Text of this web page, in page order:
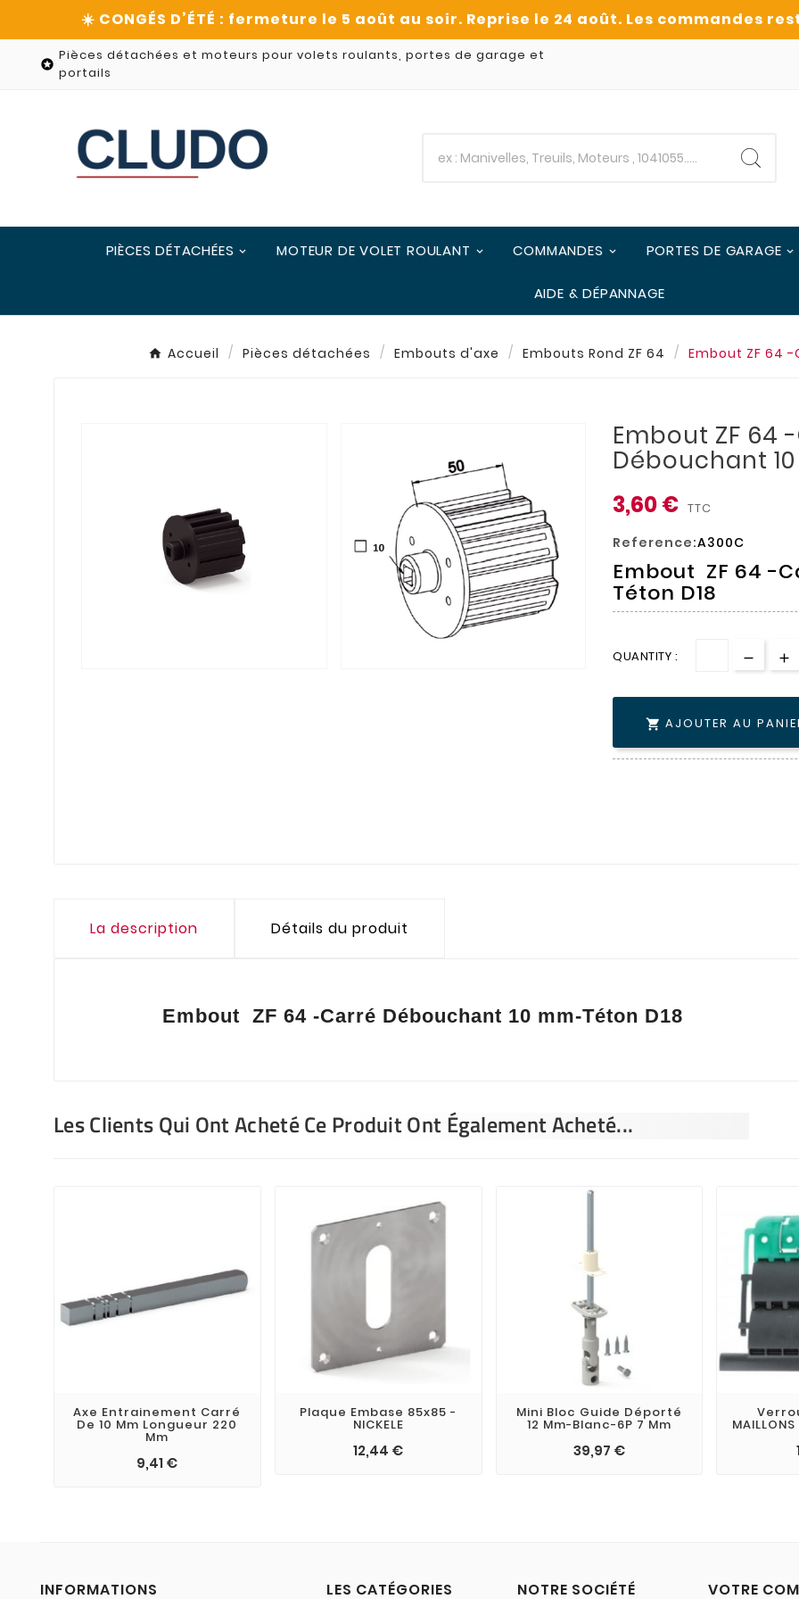

Pièces détachées et moteurs pour volets roulants, portes de garage et
portails
PIÈCES DÉTACHÉES MOTEUR DE VOLET ROULANT COMMANDES PORTES DE GARAGE
AIDE & DÉPANNAGE
Accueil Pièces détachées Embouts d'axe Embouts Rond ZF 64 Embout ZF 64
Embout ZF 64
Débouchant
3,60 € TTC
Reference:A300C
Embout ZF 64 -
Téton D18
QUANTITY :
 AJOUTER AU
La description Détails du produit
Embout ZF 64 -Carré Débouchant 10 mm-Téton D18
Les Clients Qui Ont Acheté Ce Produit Ont Également Acheté...
Axe Entrainement Carré
De 10 Mm Longueur 220
Mm
9,41 €
Plaque Embase 85x85 -
NICKELE
12,44 €
Mini Bloc Guide Déporté
12 Mm-Blanc-6P 7 Mm
39,97 €
INFORMATIONS LES CATÉGORIES NOTRE SOCIÉTÉ VOTRE